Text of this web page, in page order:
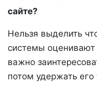
сайте?
Нельзя выделить
системы
важно
потом удержать